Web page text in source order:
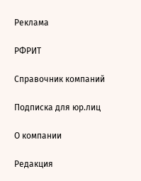
Реклама
РФРИТ
Справочник компаний
Подписка для юр.лиц
О компании
Редакция